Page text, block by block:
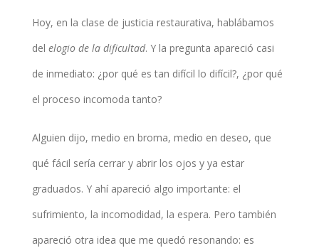
Hoy, en la clase de justicia restaurativa, hablábamos
del elogio de la dificultad. Y la pregunta apareció casi
de inmediato: ¿por qué es tan difícil lo difícil?, ¿por qué
el proceso incomoda tanto?
Alguien dijo, medio en broma, medio en deseo, que
qué fácil sería cerrar y abrir los ojos y ya estar
graduados. Y ahí apareció algo importante: el
sufrimiento, la incomodidad, la espera. Pero también
apareció otra idea que me quedó resonando: es